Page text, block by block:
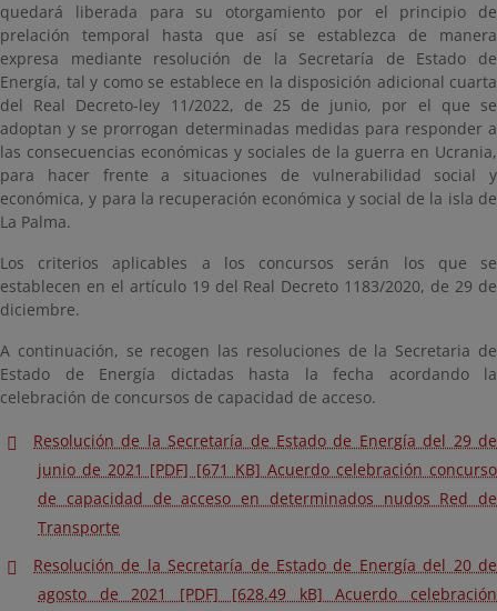
quedará liberada para su otorgamiento por el principio de
prelación temporal hasta que así se establezca de manera
expresa mediante resolución de la Secretaría de Estado de
Energía, tal y como se establece en la disposición adicional cuarta
del Real Decreto-ley 11/2022, de 25 de junio, por el que se
adoptan y se prorrogan determinadas medidas para responder a
las consecuencias económicas y sociales de la guerra en Ucrania,
para hacer frente a situaciones de vulnerabilidad social y
económica, y para la recuperación económica y social de la isla de
La Palma.
Los criterios aplicables a los concursos serán los que se
establecen en el artículo 19 del Real Decreto 1183/2020, de 29 de
diciembre.
A continuación, se recogen las resoluciones de la Secretaria de
Estado de Energía dictadas hasta la fecha acordando la
celebración de concursos de capacidad de acceso.
Resolución de la Secretaría de Estado de Energía del 29 de
junio de 2021 [PDF] [671 KB] Acuerdo celebración concurso
de capacidad de acceso en determinados nudos Red de
Transporte
Resolución de la Secretaría de Estado de Energía del 20 de
agosto de 2021 [PDF] [628.49 kB] Acuerdo celebración